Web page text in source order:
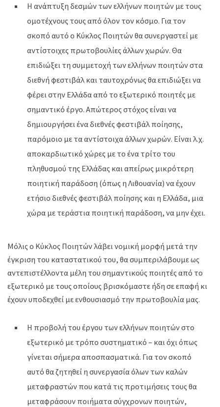
Η ανάπτυξη δεσμών των ελλήνων ποιητών με τους
ομοτέχνους τους από όλον τον κόσμο. Για τον
σκοπό αυτό ο Κύκλος Ποιητών θα συνεργαστεί με
αντίστοιχες πρωτοβουλίες άλλων χωρών. Θα
επιδιώξει τη συμμετοχή των ελλήνων ποιητών στα
διεθνή φεστιβάλ και ταυτοχρόνως θα επιδιώξει να
φέρει στην Ελλάδα από το εξωτερικό ποιητές με
σημαντικό έργο. Απώτερος στόχος είναι να
δημιουργήσει ένα διεθνές φεστιβάλ ποίησης,
παρόμοιο με τα αντίστοιχα άλλων χωρών. Είναι λ.χ.
αποκαρδιωτικό χώρες με το ένα τρίτο του
πληθυσμού της Ελλάδας και απείρως μικρότερη
ποιητική παράδοση (όπως η Λιθουανία) να έχουν
ετήσιο διεθνές φεστιβάλ ποίησης και η Ελλάδα, μια
χώρα με τεράστια ποιητική παράδοση, να μην έχει.
Μόλις ο Κύκλος Ποιητών λάβει νομική μορφή μετά την
έγκριση του καταστατικού του, θα συμπεριλάβουμε ως
αντεπιστέλλοντα μέλη του σημαντικούς ποιητές από το
εξωτερικό με τους οποίους βρισκόμαστε ήδη σε επαφή κι
έχουν υποδεχθεί με ενθουσιασμό την πρωτοβουλία μας.
Η προβολή του έργου των ελλήνων ποιητών στο
εξωτερικό με τρόπο συστηματικό – και όχι όπως
γίνεται σήμερα αποσπασματικά. Για τον σκοπό
αυτό θα ζητηθεί η συνεργασία όλων των καλών
μεταφραστών που κατά τις προτιμήσεις τους θα
μεταφράσουν ποιήματα σύγχρονων ποιητών,